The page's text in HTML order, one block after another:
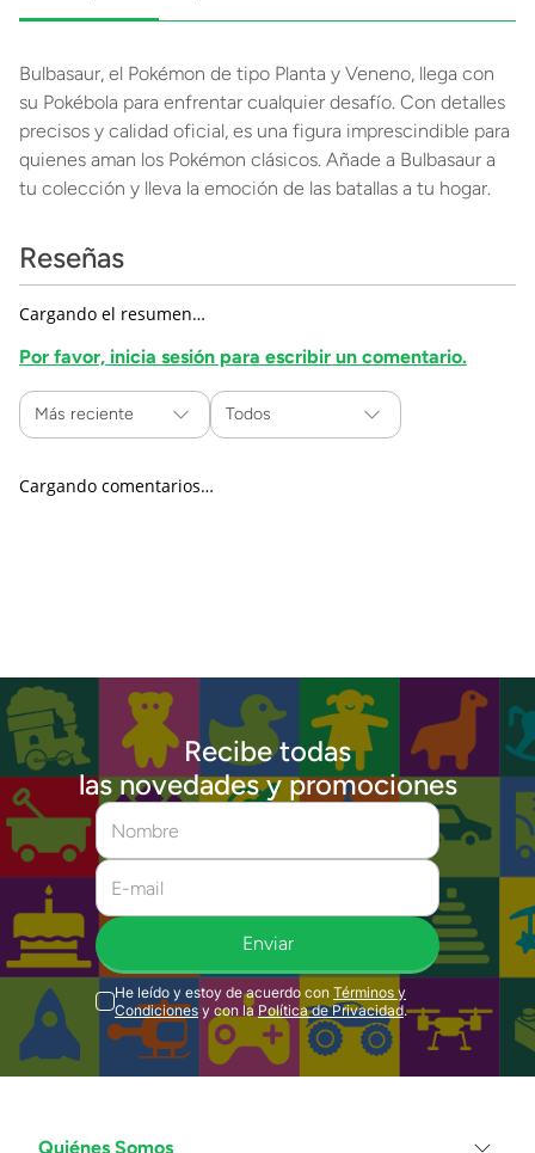
Bulbasaur, el Pokémon de tipo Planta y Veneno, llega con
su Pokébola para enfrentar cualquier desafío. Con detalles
precisos y calidad oficial, es una figura imprescindible para
quienes aman los Pokémon clásicos. Añade a Bulbasaur a
tu colección y lleva la emoción de las batallas a tu hogar.
Reseñas
Cargando el resumen…
Por favor, inicia sesión para escribir un comentario.
Más reciente Todos
Cargando comentarios…
Recibe todas
las novedades y promociones
Enviar
He leído y estoy de acuerdo con Términos y
Condiciones y con la Política de Privacidad.
Quiénes Somos